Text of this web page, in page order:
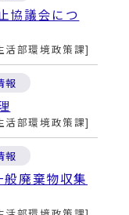
協議会につ
活部環境政策課
報
活部環境政策課
報
廃棄物収集